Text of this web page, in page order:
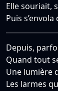
Elle souriait,
Puis
Depuis,
Quand tout
Une lumière
Les larmes